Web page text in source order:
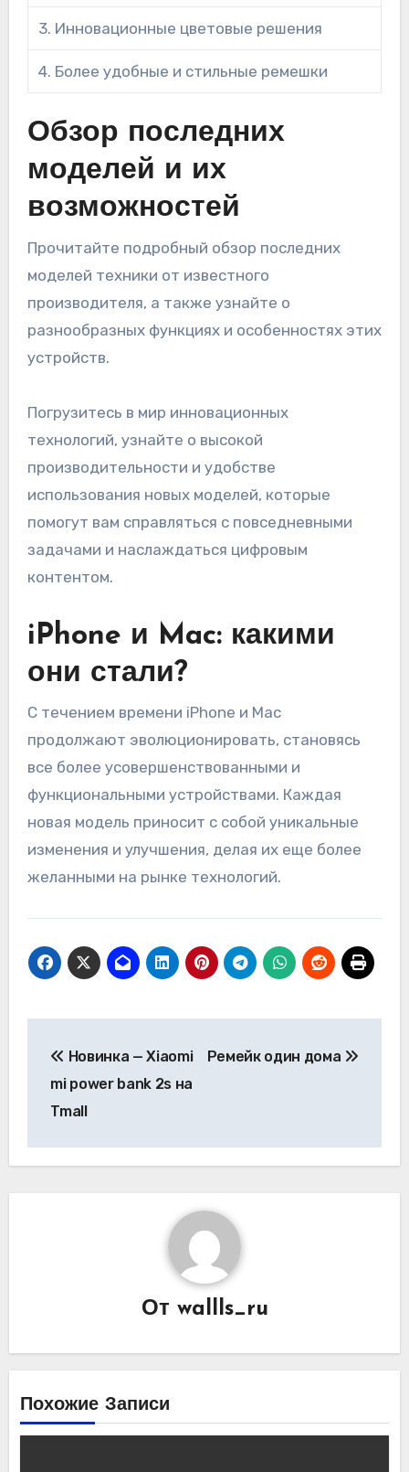
3. Инновационные цветовые решения
4. Более удобные и стильные ремешки
Обзор последних
моделей и их
возможностей
Прочитайте подробный обзор последних
моделей техники от известного
производителя, а также узнайте о
разнообразных функциях и особенностях этих
устройств.
Погрузитесь в мир инновационных
технологий, узнайте о высокой
производительности и удобстве
использования новых моделей, которые
помогут вам справляться с повседневными
задачами и наслаждаться цифровым
контентом.
iPhone и Mac: какими
они стали?
С течением времени iPhone и Mac
продолжают эволюционировать, становясь
все более усовершенствованными и
функциональными устройствами. Каждая
новая модель приносит с собой уникальные
изменения и улучшения, делая их еще более
желанными на рынке технологий.
по
записям
Новинка — Xiaomi
mi power bank 2s на
Tmall
Ремейк один дома
От wallls_ru
Похожие Записи